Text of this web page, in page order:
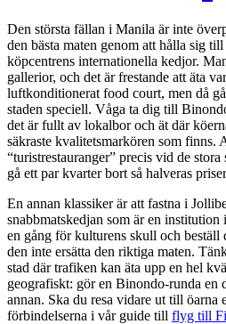
Den största fällan i Manila är inte
den bästa maten genom att hålla sig
köpcentrens internationella kedjor.
gallerior, och det är frestande att äta
luftkonditionerat food court, men då
staden speciell. Våga ta dig till
det är fullt av lokalbor och ät där
säkraste kvalitetsmarkören som finns.
“turistrestauranger” precis vid de
gå ett par kvarter bort så halveras
En annan klassiker är att fastna i
snabbmatskedjan som är en
en gång för kulturens skull och
den inte ersätta den riktiga maten.
stad där trafiken kan äta upp en hel
geografiskt: gör en Binondo-runda en
annan. Ska du resa vidare ut till öarna
förbindelserna i vår guide till flyg till